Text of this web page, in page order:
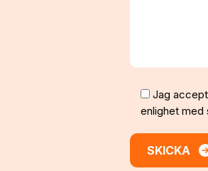
Jag
enlighet med